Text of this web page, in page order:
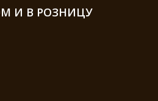
И В РОЗНИЦУ